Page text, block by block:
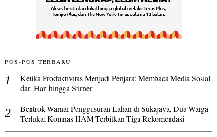
POS-POS TERBARU
Ketika Produktivitas Menjadi Penjara: Membaca Media Sosial
dari Han hingga Stirner
Bentrok Warnai Penggusuran Lahan di Sukajaya, Dua Warga
Terluka; Komnas HAM Terbitkan Tiga Rekomendasi